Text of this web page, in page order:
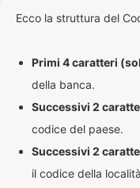
Ecco la struttura del
Primi 4 caratteri
della banca.
Successivi 2
codice del paese.
Successivi 2
il codice della